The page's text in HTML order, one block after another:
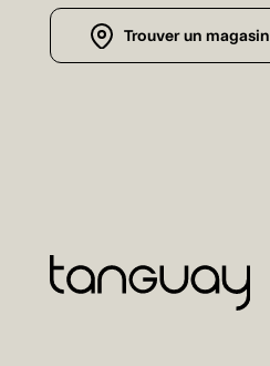
Trouver un magasin